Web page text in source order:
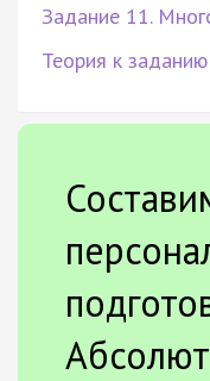
Задание 11.
Теория к